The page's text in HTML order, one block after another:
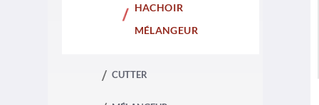
HACHOIR
MÉLANGEUR
CUTTER